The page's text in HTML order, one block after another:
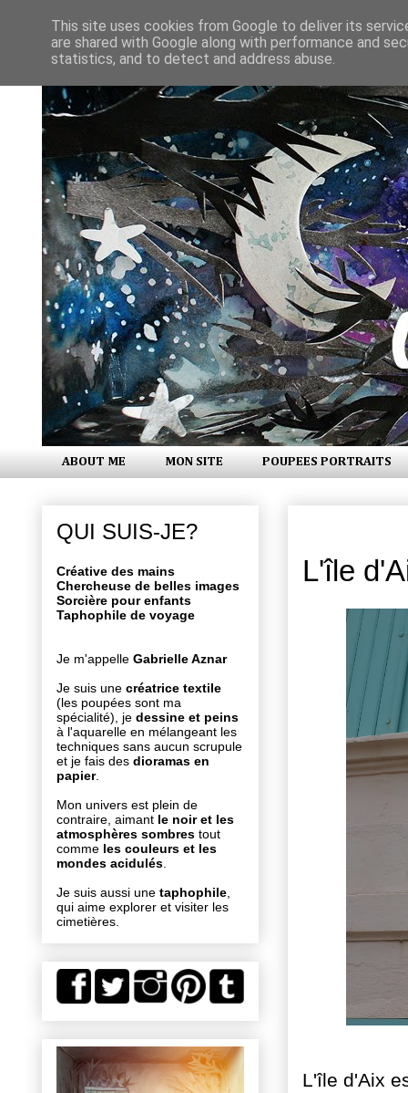
ABOUT ME MON SITE POUPEES PORTRAITS
L'île
L'île d'Aix
QUI SUIS-JE?
Créative des mains
Chercheuse de belles images
Sorcière pour enfants
Taphophile de voyage
Je m'appelle Gabrielle Aznar
Je suis une créatrice textile
(les poupées sont ma
spécialité), je dessine et peins
à l'aquarelle en mélangeant les
techniques sans aucun scrupule
et je fais des dioramas en
papier.
Mon univers est plein de
contraire, aimant le noir et les
atmosphères sombres tout
comme les couleurs et les
mondes acidulés
Je suis aussi une taphophile
qui aime explorer et visiter les
cimetières.
This site uses cookies from Google to deliver its
are shared with Google along with performance and
statistics, and to detect and address abuse.